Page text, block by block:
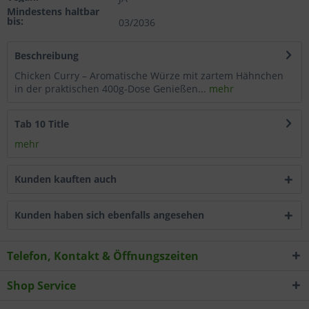
Wählen Sie nach Ihren individuellen Bedürfnissen
Technisch erforderlich
Mindestens haltbar
bis: 03/2036
Beschreibung
Chicken Curry – Aromatische Würze mit zartem Hähnchen
in der praktischen 400g-Dose Genießen... mehr
Tab 10 Title
mehr
Kunden kauften auch
Kunden haben sich ebenfalls angesehen
Telefon, Kontakt & Öffnungszeiten
Shop Service